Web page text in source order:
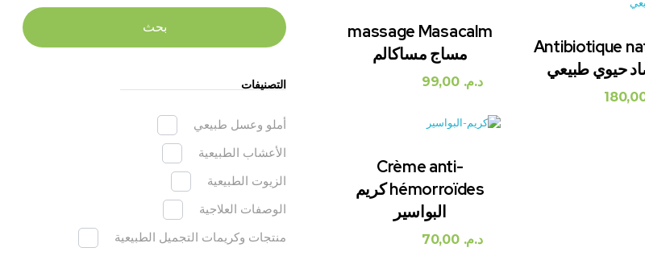
Antibiotique
حيوي طبيعي
massage Masacalm
مساج مساكالم
د.م. 99,00
Crème anti-
hémorroïdes كريم
البواسير
د.م. 70,00
بحث
التصنيفات
أملو وعسل طبيعي
الأعشاب الطبيعية
الزيوت الطبيعية
الوصفات العلاجية
منتجات وكريمات التجميل الطبيعية